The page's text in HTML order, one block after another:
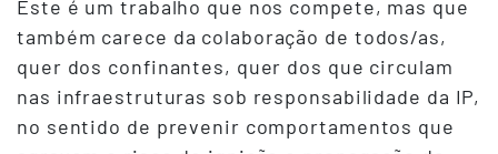
Este é um trabalho que nos compete, mas que
também carece da colaboração de todos/as,
quer dos confinantes, quer dos que circulam
nas infraestruturas sob responsabilidade da IP,
no sentido de prevenir comportamentos que